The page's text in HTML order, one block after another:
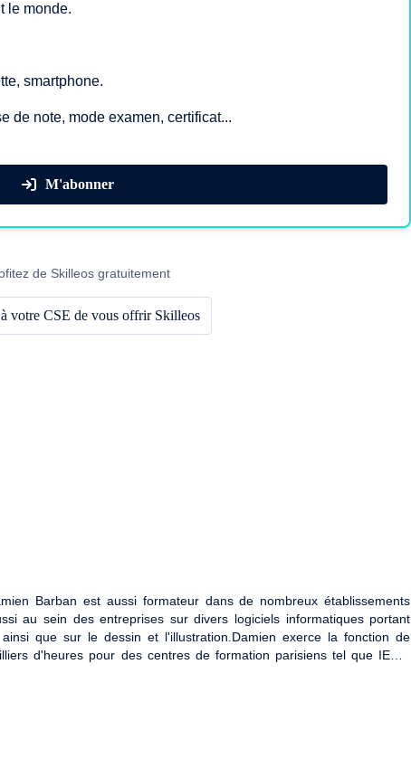
le monde.
smartphone.
de note, mode examen, certificat...
M'abonner
de Skilleos gratuitement
votre CSE de vous offrir Skilleos
Barban est aussi formateur dans de nombreux établissements
au sein des entreprises sur divers logiciels informatiques portant
que sur le dessin et l'illustration.Damien exerce la fonction de
d'heures pour des centres de formation parisiens tel que IESA,